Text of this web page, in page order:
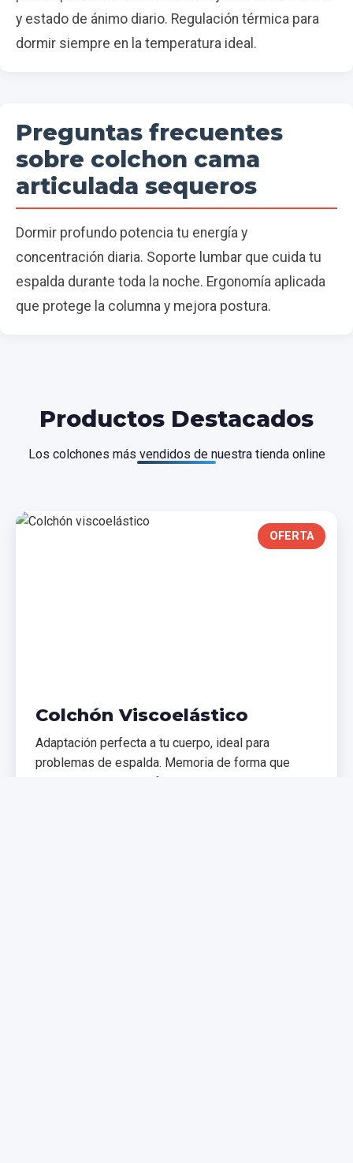
y estado de ánimo diario. Regulación térmica para
dormir siempre en la temperatura ideal.
Preguntas frecuentes
sobre colchon cama
articulada sequeros
Dormir profundo potencia tu energía y
concentración diaria. Soporte lumbar que cuida tu
espalda durante toda la noche. Ergonomía aplicada
que protege la columna y mejora postura.
Productos Destacados
Los colchones más vendidos de nuestra tienda online
OFERTA
Colchón Viscoelástico
Adaptación perfecta a tu cuerpo, ideal para
problemas de espalda. Memoria de forma que
distribuye el peso uniformemente.